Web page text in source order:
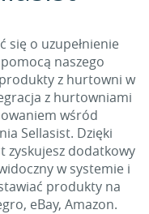
się o uzupełnienie
naszego
z hurtowni w
z hurtowniami
wśród
Sellasist. Dzięki
zyskujesz dodatkowy
w systemie i
produkty na
eBay, Amazon.